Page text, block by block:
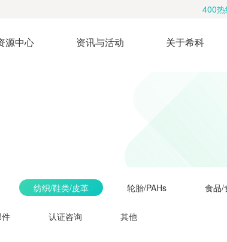
400热
源中心 资讯与活动 关于希科
纺织/鞋类/皮革 轮胎/PAHs 食品/
认证咨询 其他